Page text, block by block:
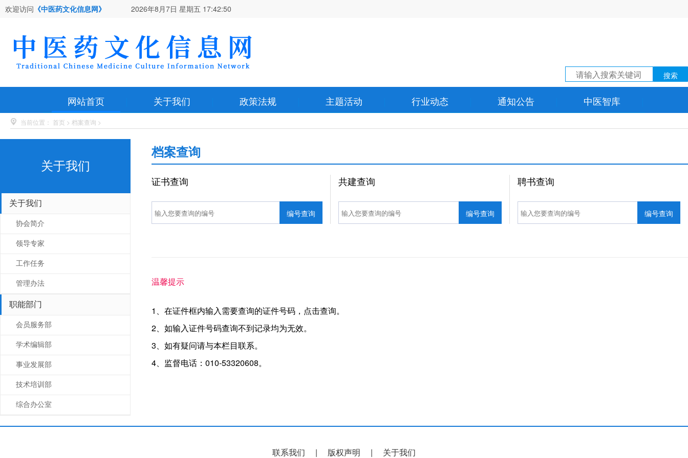
欢迎访问 《中医药文化信息网》 2026年8月7日 星期五 17:42:50
搜索
网站首页 关于我们 政策法规 主题活动 行业动态 通知公告 中医智库
当前位置： 首页 > 档案查询 >
关于我们
关于我们
协会简介
领导专家
工作任务
管理办法
职能部门
会员服务部
学术编辑部
事业发展部
技术培训部
综合办公室
档案查询
证书查询
编号查询
共建查询
编号查询
聘书查询
编号查询
温馨提示
1、在证件框内输入需要查询的证件号码，点击查询。
2、如输入证件号码查询不到记录均为无效。
3、如有疑问请与本栏目联系。
4、监督电话：010-53320608。
联系我们 版权声明 关于我们